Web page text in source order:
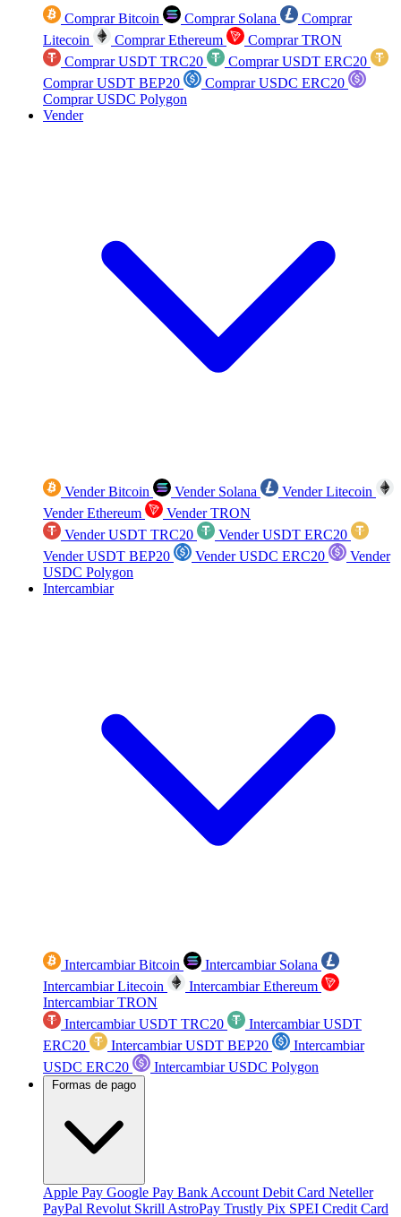
Comprar Bitcoin Comprar Solana
Comprar
Litecoin
Comprar Ethereum
Comprar TRON
Comprar USDT TRC20
Comprar USDT ERC20
Comprar USDT BEP20
Comprar USDC ERC20
Comprar USDC Polygon
Vender
Vender Bitcoin Vender Solana
Vender Litecoin
Vender Ethereum
Vender TRON
Vender USDT TRC20
Vender USDT ERC20
Vender USDT BEP20
Vender USDC ERC20
Vender
USDC Polygon
Intercambiar
Intercambiar Bitcoin
Intercambiar Solana
Intercambiar Litecoin
Intercambiar Ethereum
Intercambiar TRON
Intercambiar USDT TRC20
Intercambiar USDT
ERC20
Intercambiar USDT BEP20
Intercambiar
USDC ERC20
Intercambiar USDC Polygon
Formas de pago
Apple Pay Google Pay Bank Account Debit Card Neteller
PayPal Revolut Skrill AstroPay Trustly Pix SPEI Credit Card